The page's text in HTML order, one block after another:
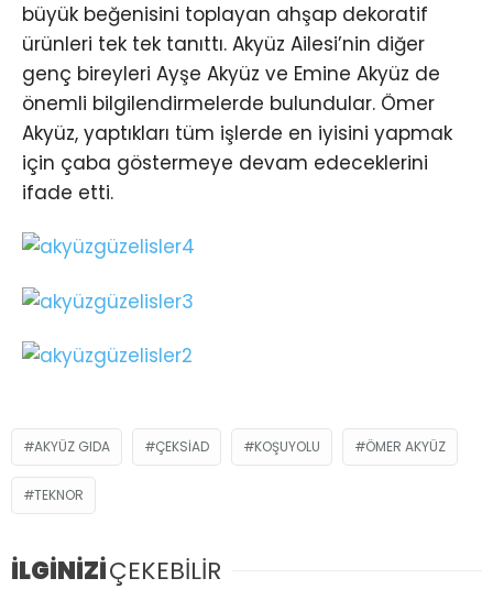
büyük beğenisini toplayan ahşap dekoratif
ürünleri tek tek tanıttı. Akyüz Ailesi’nin diğer
genç bireyleri Ayşe Akyüz ve Emine Akyüz de
önemli bilgilendirmelerde bulundular. Ömer
Akyüz, yaptıkları tüm işlerde en iyisini yapmak
için çaba göstermeye devam edeceklerini
ifade etti.
AKYÜZ GIDA ÇEKSİAD KOŞUYOLU ÖMER AKYÜZ
TEKNOR
İLGİNİZİÇEKEBİLİR